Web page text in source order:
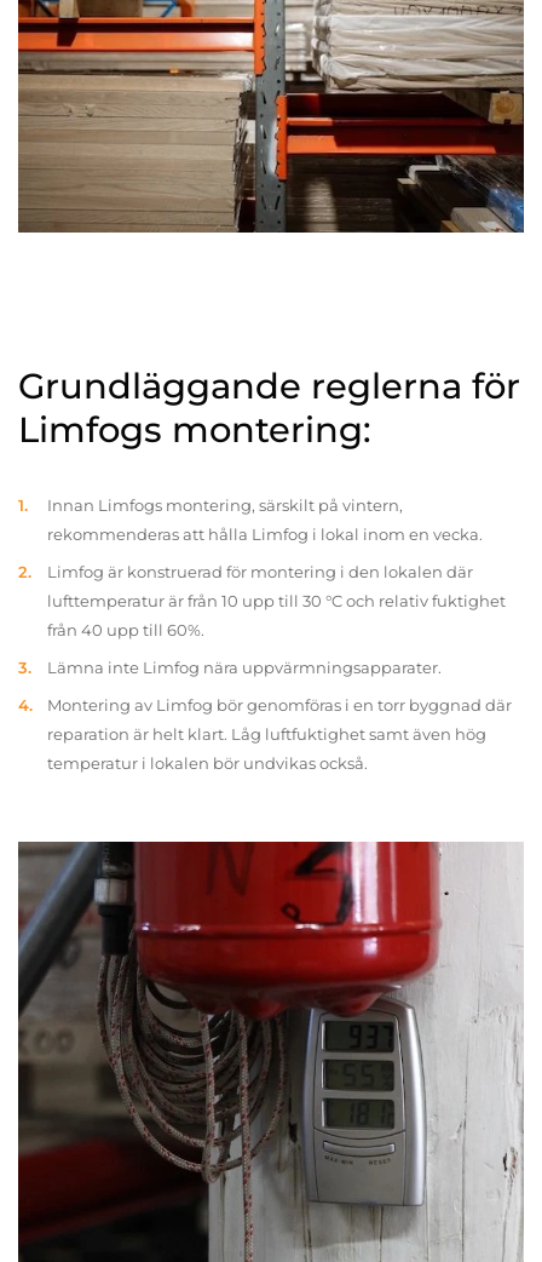
Grundläggande reglerna för
Limfogs montering:
Innan Limfogs montering, särskilt på vintern,
rekommenderas att hålla Limfog i lokal inom en vecka.
Limfog är konstruerad för montering i den lokalen där
lufttemperatur är från 10 upp till 30 °C och relativ fuktighet
från 40 upp till 60%.
Lämna inte Limfog nära uppvärmningsapparater.
Montering av Limfog bör genomföras i en torr byggnad där
reparation är helt klart. Låg luftfuktighet samt även hög
temperatur i lokalen bör undvikas också.